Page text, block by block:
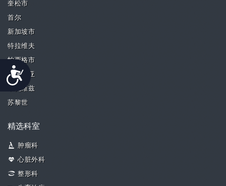
Accessibility
奎松市
首尔
新加坡市
特拉维夫
帕西格市
瓦伦西亚
卡托维兹
苏黎世
精选科室
肿瘤科
心脏外科
整形科